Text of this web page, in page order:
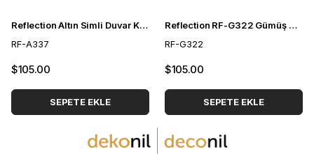
Reflection Altın Simli Duvar Kağıdı RF-A337
RF-A337
$105.00
SEPETE EKLE
Reflection RF-G322 Gümüş Açık Gri Simli Duvar Kağıdı
RF-G322
$105.00
SEPETE EKLE